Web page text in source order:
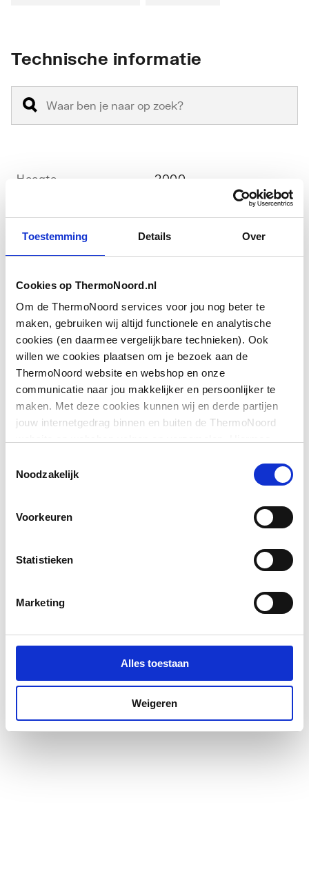
Toestemming Details Over
Cookies op ThermoNoord.nl
Om de ThermoNoord services voor jou nog beter te
maken, gebruiken wij altijd functionele en analytische
cookies (en daarmee vergelijkbare technieken). Ook
willen we cookies plaatsen om je bezoek aan de
ThermoNoord website en webshop en onze
communicatie naar jou makkelijker en persoonlijker te
maken. Met deze cookies kunnen wij en derde partijen
jouw internetgedrag binnen en buiten de ThermoNoord
communicatie aan jouw interesses aan. We slaan je
Noodzakelijk
Voorkeuren
Statistieken
Marketing
Alles toestaan
Weigeren
Technische informatie
Hoogte 2000
Materiaal deur Veiligheidsglas
Type deur Schuif tweedelig
Downloads
Exploded_view image/jpeg ,22 KB
Pictogram